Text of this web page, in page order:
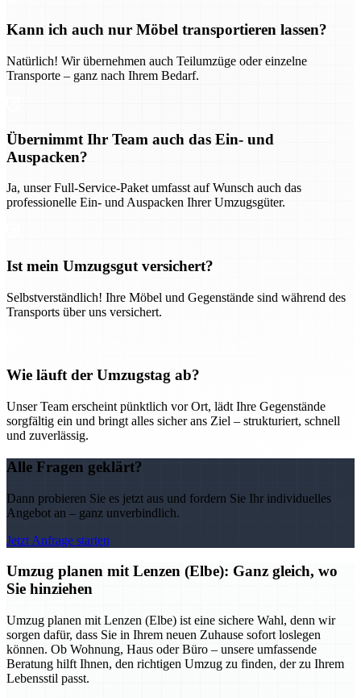
Kann ich auch nur Möbel transportieren lassen?
Natürlich! Wir übernehmen auch Teilumzüge oder einzelne
Transporte – ganz nach Ihrem Bedarf.
Übernimmt Ihr Team auch das Ein- und
Auspacken?
Ja, unser Full-Service-Paket umfasst auf Wunsch auch das
professionelle Ein- und Auspacken Ihrer Umzugsgüter.
Ist mein Umzugsgut versichert?
Selbstverständlich! Ihre Möbel und Gegenstände sind während des
Transports über uns versichert.
Wie läuft der Umzugstag ab?
Unser Team erscheint pünktlich vor Ort, lädt Ihre Gegenstände
sorgfältig ein und bringt alles sicher ans Ziel – strukturiert, schnell
und zuverlässig.
Alle Fragen geklärt?
Dann probieren Sie es jetzt aus und fordern Sie Ihr individuelles
Angebot an – ganz unverbindlich.
Jetzt Anfrage starten
Umzug planen mit Lenzen (Elbe): Ganz gleich, wo
Sie hinziehen
Umzug planen mit Lenzen (Elbe) ist eine sichere Wahl, denn wir
sorgen dafür, dass Sie in Ihrem neuen Zuhause sofort loslegen
können. Ob Wohnung, Haus oder Büro – unsere umfassende
Beratung hilft Ihnen, den richtigen Umzug zu finden, der zu Ihrem
Lebensstil passt.